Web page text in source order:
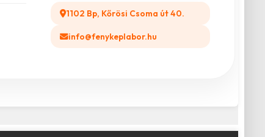
1102 Bp, Kőrösi Csoma út 40.
info@fenykeplabor.hu